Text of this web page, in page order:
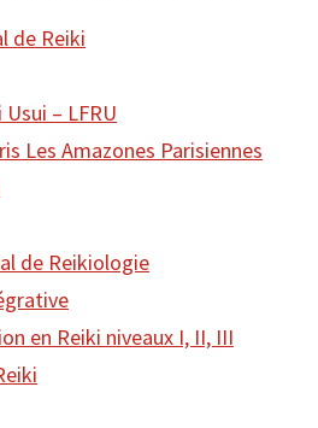
de Reiki
– LFRU
Les Amazones Parisiennes
de Reikiologie
en Reiki niveaux I, II, III